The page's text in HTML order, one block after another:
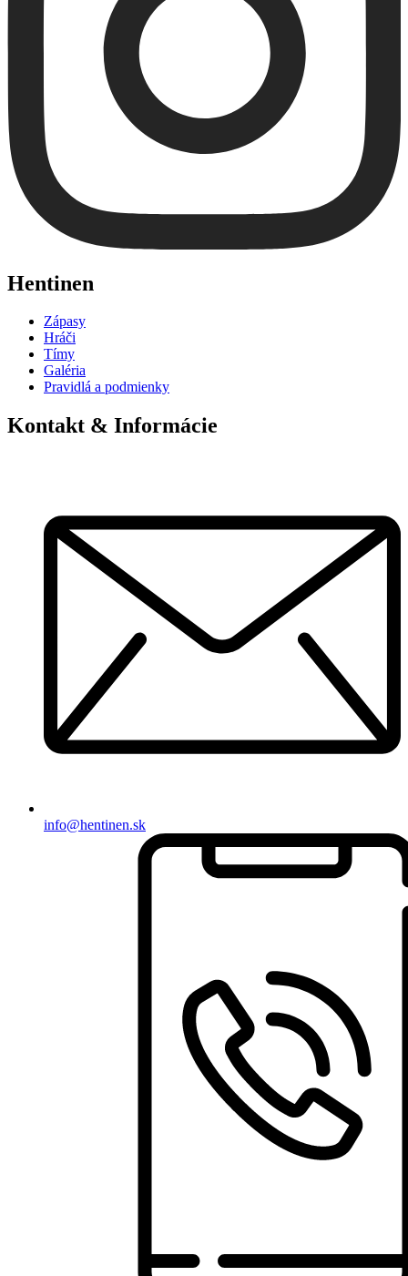
Hentinen
Zápasy
Hráči
Tímy
Galéria
Pravidlá a podmienky
Kontakt & Informácie
info@hentinen.sk